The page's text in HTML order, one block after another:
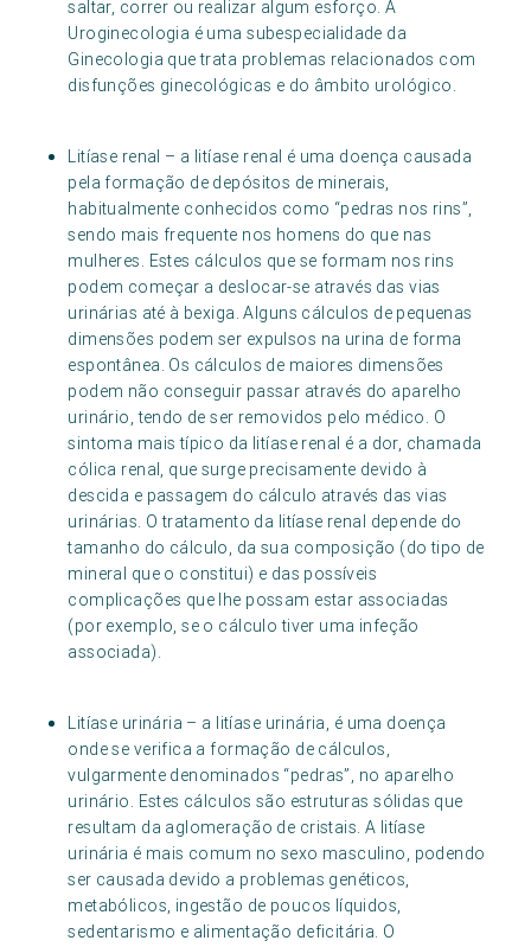
saltar, correr ou realizar algum esforço. A
Uroginecologia é uma subespecialidade da
Ginecologia que trata problemas relacionados com
disfunções ginecológicas e do âmbito urológico.
Litíase renal – a litíase renal é uma doença causada
pela formação de depósitos de minerais,
habitualmente conhecidos como “pedras nos rins”,
sendo mais frequente nos homens do que nas
mulheres. Estes cálculos que se formam nos rins
podem começar a deslocar-se através das vias
urinárias até à bexiga. Alguns cálculos de pequenas
dimensões podem ser expulsos na urina de forma
espontânea. Os cálculos de maiores dimensões
podem não conseguir passar através do aparelho
urinário, tendo de ser removidos pelo médico. O
sintoma mais típico da litíase renal é a dor, chamada
cólica renal, que surge precisamente devido à
descida e passagem do cálculo através das vias
urinárias. O tratamento da litíase renal depende do
tamanho do cálculo, da sua composição (do tipo de
mineral que o constitui) e das possíveis
complicações que lhe possam estar associadas
(por exemplo, se o cálculo tiver uma infeção
associada).
Litíase urinária – a litíase urinária, é uma doença
onde se verifica a formação de cálculos,
vulgarmente denominados “pedras”, no aparelho
urinário. Estes cálculos são estruturas sólidas que
resultam da aglomeração de cristais. A litíase
urinária é mais comum no sexo masculino, podendo
ser causada devido a problemas genéticos,
metabólicos, ingestão de poucos líquidos,
sedentarismo e alimentação deficitária. O